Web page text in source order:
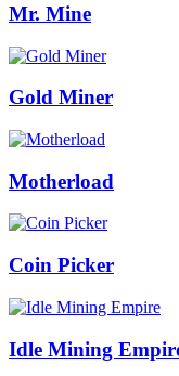
Mr. Mine
Gold Miner
Motherload
Coin Picker
Idle Mining